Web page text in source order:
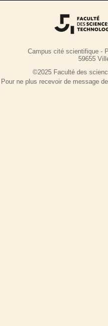
Campus cité scientifique -
59655
©2025 Faculté des
Pour ne plus recevoir de message